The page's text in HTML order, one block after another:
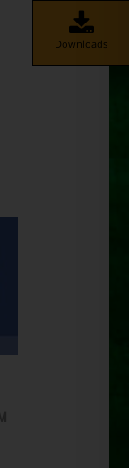
Downloads